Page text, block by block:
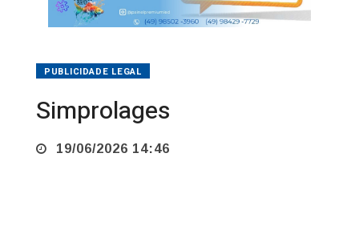
PUBLICIDADE LEGAL
Simprolages
19/06/2026 14:46